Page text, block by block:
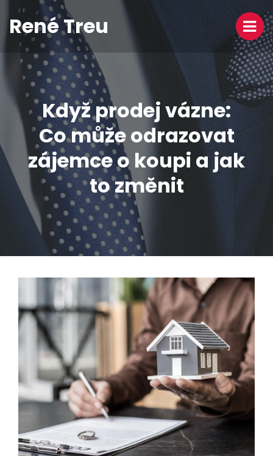
René Treu
Když prodej vázne:
Co může odrazovat
zájemce o koupi a jak
to změnit